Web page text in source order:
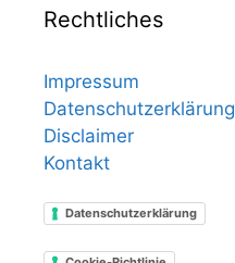
Rechtliches
Impressum
Datenschutzerklärung
Disclaimer
Kontakt
Datenschutzerklärung